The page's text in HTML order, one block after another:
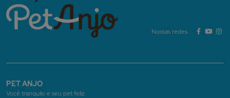
Nossas redes:
PET ANJO
Você tranquilo e seu pet feliz.